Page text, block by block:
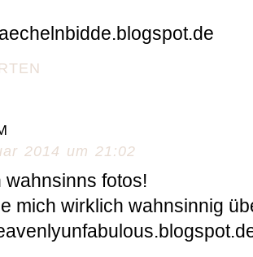
2014 um 21:02
wahnsinns fotos!
mich wirklich wahnsinnig